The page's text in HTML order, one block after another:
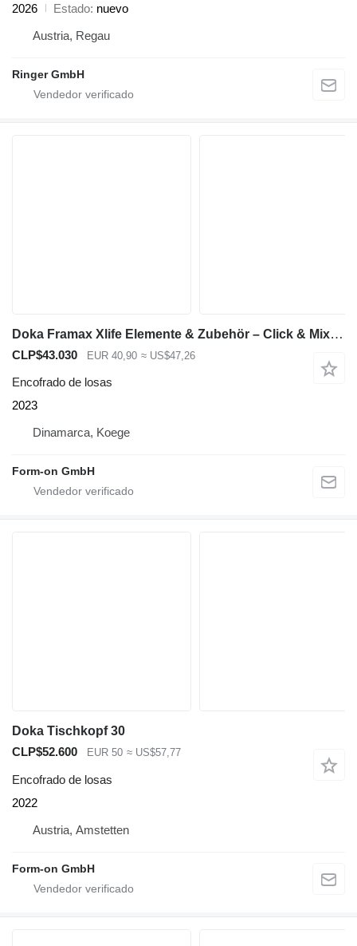
2026
Estado nuevo
Austria, Regau
Ringer GmbH
Doka Framax Xlife Elemente & Zubehör – Click & Mix für dein Schalungs
CLP$43.030 EUR 40,90 ≈ US$47,26
Encofrado de losas
2023
Dinamarca, Koege
Form-on GmbH
Doka Tischkopf 30
CLP$52.600
EUR 50 ≈ US$57,77
Encofrado de losas
2022
Austria, Amstetten
Form-on GmbH